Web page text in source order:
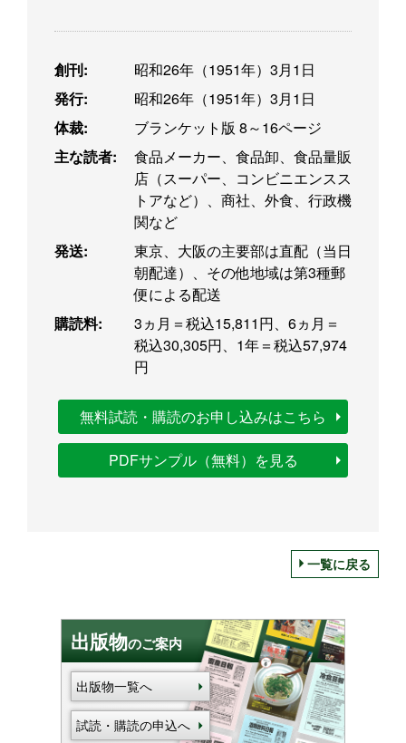
創刊:
昭和26年（1951年）3月1日
発行:
昭和26年（1951年）3月1日
体裁:
ブランケット版 8～16ページ
主な読者:
食品メーカー、食品卸、食品量販
店（スーパー、コンビニエンスス
トアなど）、商社、外食、行政機
関など
発送:
東京、大阪の主要部は直配（当日
朝配達）、その他地域は第3種郵
便による配送
購読料:
3ヵ月＝税込15,811円、6ヵ月＝
税込30,305円、1年＝税込57,974
円
無料試読・購読のお申し込みはこちら
PDFサンプル（無料）を見る
一覧に戻る
出版物のご案内
出版物一覧へ
試読・購読の申込へ